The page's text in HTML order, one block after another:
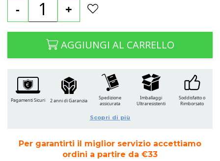
- +
AGGIUNGI AL CARRELLO
Per garantirti il miglior servizio accettiamo
ordini a partire da €33
Pagamenti Sicuri 2 anni di Garanzia
Spedizione
assicurata
Imballaggi
Ultraresistenti
Soddisfatto o
Rimborsato
Scopri di più